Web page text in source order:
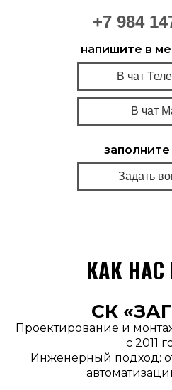
В чат
+7 984
В чат
Задать
напишите в
КАК НАС
СК
Проектирование и
с 2011
Инженерный подход: